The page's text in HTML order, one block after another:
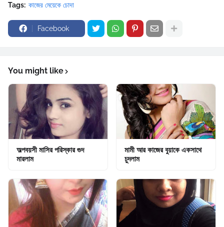
Tags: কাজের মেয়েকে চোদা
Facebook
You might like
অল্পবয়সী মাসির পরিস্কার গুদ
মারলাম
মামী আর কাজের বুয়াকে একসাথে
চুদলাম